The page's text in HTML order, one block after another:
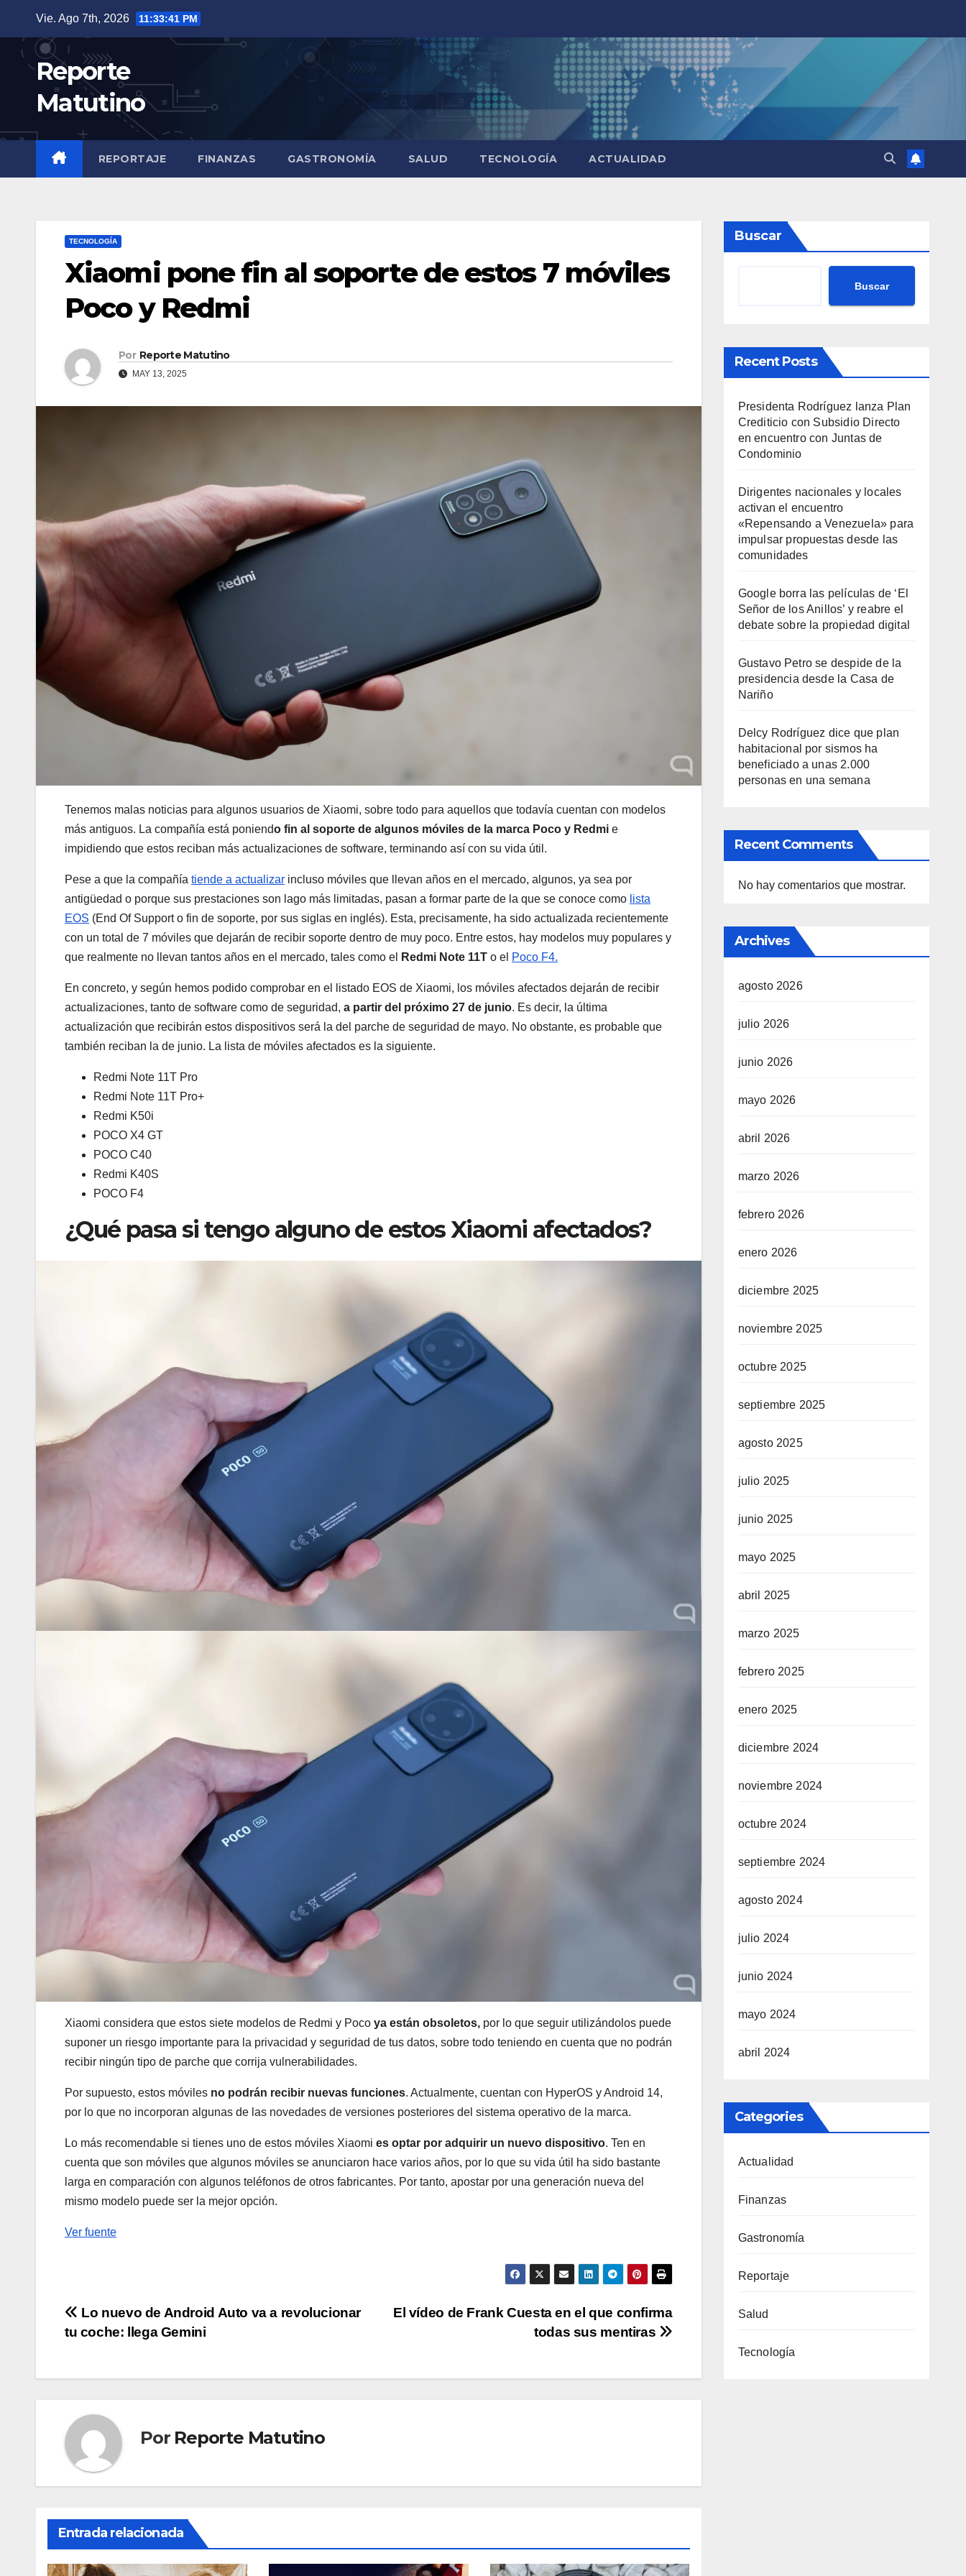
contenido
Vie. Ago 7th, 2026 11:33:42 PM
Reporte
Matutino
REPORTAJE FINANZAS GASTRONOMÍA SALUD TECNOLOGÍA ACTUALIDAD
TECNOLOGÍA
Xiaomi pone fin al soporte de estos 7 móviles
Poco y Redmi
Por Reporte Matutino
MAY 13, 2025
Tenemos malas noticias para algunos usuarios de Xiaomi, sobre todo para aquellos que todavía cuentan con modelos
más antiguos. La compañía está poniendo fin al soporte de algunos móviles de la marca Poco y Redmi e
impidiendo que estos reciban más actualizaciones de software, terminando así con su vida útil.
Pese a que la compañía tiende a actualizar incluso móviles que llevan años en el mercado, algunos, ya sea por
antigüedad o porque sus prestaciones son lago más limitadas, pasan a formar parte de la que se conoce como lista
EOS (End Of Support o fin de soporte, por sus siglas en inglés). Esta, precisamente, ha sido actualizada recientemente
con un total de 7 móviles que dejarán de recibir soporte dentro de muy poco. Entre estos, hay modelos muy populares y
que realmente no llevan tantos años en el mercado, tales como el
Redmi Note 11T o el Poco F4.
En concreto, y según hemos podido comprobar en el listado EOS de Xiaomi, los móviles afectados dejarán de recibir
actualizaciones, tanto de software como de seguridad, a partir del próximo 27 de junio. Es decir, la última
actualización que recibirán estos dispositivos será la del parche de seguridad de mayo. No obstante, es probable que
también reciban la de junio. La lista de móviles afectados es la siguiente.
Redmi Note 11T Pro
Redmi Note 11T Pro+
Redmi K50i
POCO X4 GT
POCO C40
Redmi K40S
POCO F4
¿Qué pasa si tengo alguno de estos Xiaomi afectados?
Xiaomi considera que estos siete modelos de Redmi y Poco ya están obsoletos, por lo que seguir utilizándolos puede
suponer un riesgo importante para la privacidad y seguridad de tus datos, sobre todo teniendo en cuenta que no podrán
recibir ningún tipo de parche que corrija vulnerabilidades.
Por supuesto, estos móviles no podrán recibir nuevas funciones. Actualmente, cuentan con HyperOS y Android 14,
por lo que no incorporan algunas de las novedades de versiones posteriores del sistema operativo de la marca.
Lo más recomendable si tienes uno de estos móviles Xiaomi es optar por adquirir un nuevo dispositivo. Ten en
cuenta que son móviles que algunos móviles se anunciaron hace varios años, por lo que su vida útil ha sido bastante
larga en comparación con algunos teléfonos de otros fabricantes. Por tanto, apostar por una generación nueva del
mismo modelo puede ser la mejor opción.
Ver fuente
Navegación
entradas
El vídeo de Frank Cuesta en el que confirma
todas sus mentiras
Lo nuevo de Android Auto va a revolucionar
tu coche: llega Gemini
Por Reporte Matutino
Entrada relacionada
Buscar
Buscar
Recent Posts
Presidenta Rodríguez lanza Plan
Crediticio con Subsidio Directo
en encuentro con Juntas de
Condominio
Dirigentes nacionales y locales
activan el encuentro
«Repensando a Venezuela» para
impulsar propuestas desde las
comunidades
Google borra las películas de ‘El
Señor de los Anillos’ y reabre el
debate sobre la propiedad digital
Gustavo Petro se despide de la
presidencia desde la Casa de
Nariño
Delcy Rodríguez dice que plan
habitacional por sismos ha
beneficiado a unas 2.000
personas en una semana
Recent Comments
No hay comentarios que mostrar.
Archives
agosto 2026
julio 2026
junio 2026
mayo 2026
abril 2026
marzo 2026
febrero 2026
enero 2026
diciembre 2025
noviembre 2025
octubre 2025
septiembre 2025
agosto 2025
julio 2025
junio 2025
mayo 2025
abril 2025
marzo 2025
febrero 2025
enero 2025
diciembre 2024
noviembre 2024
octubre 2024
septiembre 2024
agosto 2024
julio 2024
junio 2024
mayo 2024
abril 2024
Categories
Actualidad
Finanzas
Gastronomía
Reportaje
Salud
Tecnología